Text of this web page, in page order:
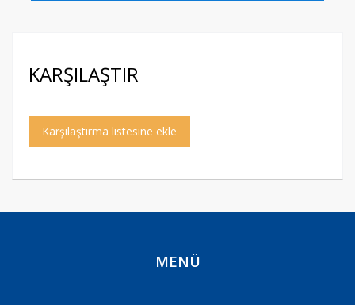
KARŞILAŞTIR
Karşılaştırma listesine ekle
MENÜ